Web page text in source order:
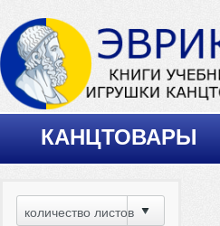
КАНЦТОВАРЫ
количество листов